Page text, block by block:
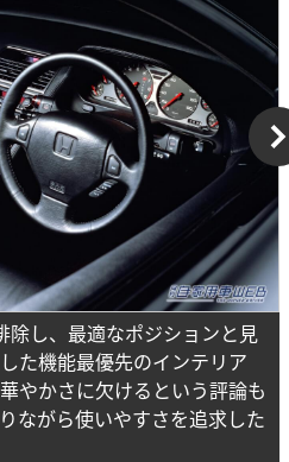
除し、最適なポジションと見
た機能最優先のインテリア
やかさに欠けるという評論も
ながら使いやすさを追求した